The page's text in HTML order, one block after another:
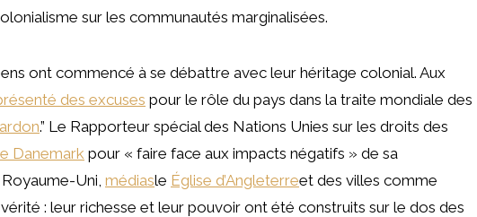
sur les communautés marginalisées.
ont commencé à se débattre avec leur héritage colonial. Aux
des excuses pour le rôle du pays dans la traite mondiale des
.” Le Rapporteur spécial des Nations Unies sur les droits des
Danemark pour « faire face aux impacts négatifs » de sa
Uni, médiasle Église d’Angleterreet des villes comme
: leur richesse et leur pouvoir ont été construits sur le dos des